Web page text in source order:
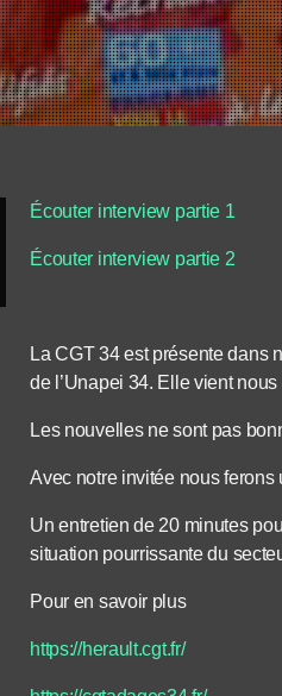
Écouter interview partie 1
Écouter interview partie 2
La CGT 34 est présente dans
de l’Unapei 34. Elle vient
Les nouvelles ne sont pas
Avec notre invitée nous ferons
Un entretien de 20 minutes
situation pourrissante du
Pour en savoir plus
https://herault.cgt.fr/